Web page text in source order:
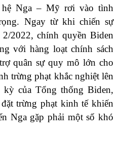
hệ Nga – Mỹ rơi vào tình
Ngay từ khi chiến sự
2022, chính quyền Biden
với hàng loạt chính sách
quân sự quy mô lớn cho
trừng phạt khắc nghiệt lên
của Tổng thống Biden,
trừng phạt kinh tế khiến
Nga gặp phải một số khó